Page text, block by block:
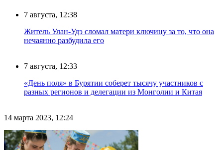
7 августа, 12:38
Житель Улан-Удэ сломал матери ключицу за то, что она
нечаянно разбудила его
7 августа, 12:33
«День поля» в Бурятии соберет тысячу участников с
разных регионов и делегации из Монголии и Китая
14 марта 2023, 12:24